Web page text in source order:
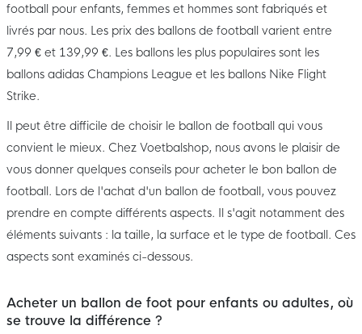
football pour enfants, femmes et hommes sont fabriqués et
livrés par nous. Les prix des ballons de football varient entre
7,99 € et 139,99 €. Les ballons les plus populaires sont les
ballons adidas Champions League et les ballons Nike Flight
Strike.
Il peut être difficile de choisir le ballon de football qui vous
convient le mieux. Chez Voetbalshop, nous avons le plaisir de
vous donner quelques conseils pour acheter le bon ballon de
football. Lors de l'achat d'un ballon de football, vous pouvez
prendre en compte différents aspects. Il s'agit notamment des
éléments suivants : la taille, la surface et le type de football. Ces
aspects sont examinés ci-dessous.
Acheter un ballon de foot pour enfants ou adultes, où
se trouve la différence ?